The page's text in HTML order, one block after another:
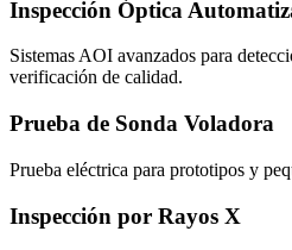
Inspección Óptica
Sistemas AOI avanzados para
verificación de calidad.
Prueba de Sonda Voladora
Prueba eléctrica para prototipos y
Inspección por Rayos X